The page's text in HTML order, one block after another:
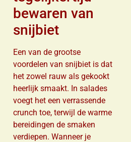
bewaren van
snijbiet
Een van de grootse
voordelen van snijbiet is dat
het zowel rauw als gekookt
heerlijk smaakt. In salades
voegt het een verrassende
crunch toe, terwijl de warme
bereidingen de smaken
verdiepen. Wanneer je